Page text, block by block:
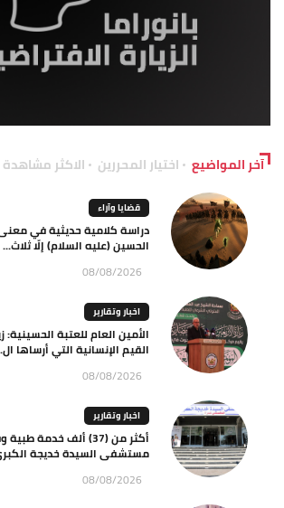
آخر المواضيع اختيار المحررين الاكثر مشاهدة
قضايا وآراء
دراسة كلامية حديثية في
الحسين (عليه السلام) إلّا ثلاث...
08/08/2026
اخبار وتقارير
الأمين العام للعتبة الحسينية:
القيم الإنسانية التي أرساها
08/08/2026
اخبار وتقارير
أكثر من (37) ألف
مستشفى السيدة خديجة
08/08/2026